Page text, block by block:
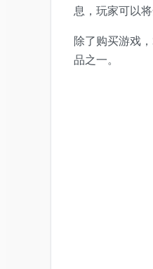
息，玩家可以
除了购买游戏
品之一。